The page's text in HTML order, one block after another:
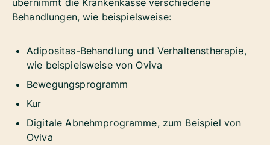
Behandlungen, wie beispielsweise:
Adipositas-Behandlung und Verhaltenstherapie,
wie beispielsweise von Oviva
Bewegungsprogramm
Kur
Digitale Abnehmprogramme, zum Beispiel von
Oviva